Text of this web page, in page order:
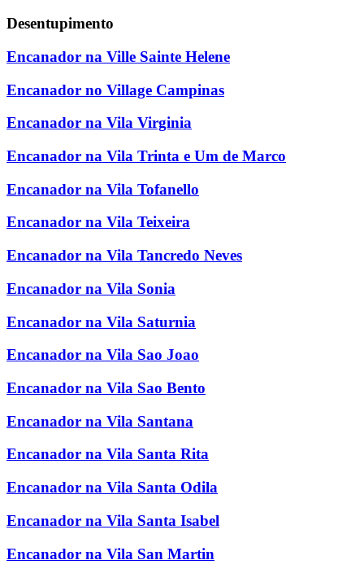
Desentupimento
Encanador na Ville Sainte Helene
Encanador no Village Campinas
Encanador na Vila Virginia
Encanador na Vila Trinta e Um de Marco
Encanador na Vila Tofanello
Encanador na Vila Teixeira
Encanador na Vila Tancredo Neves
Encanador na Vila Sonia
Encanador na Vila Saturnia
Encanador na Vila Sao Joao
Encanador na Vila Sao Bento
Encanador na Vila Santana
Encanador na Vila Santa Rita
Encanador na Vila Santa Odila
Encanador na Vila Santa Isabel
Encanador na Vila San Martin